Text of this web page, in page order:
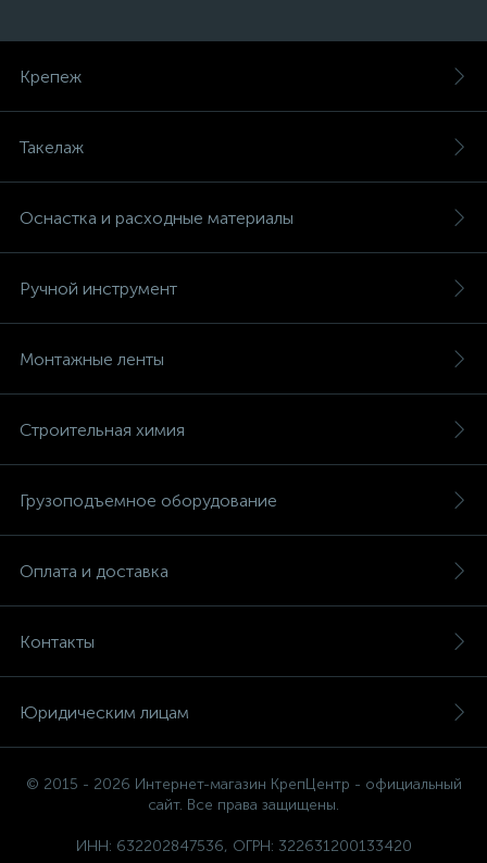
Крепеж
Такелаж
Оснастка и расходные материалы
Ручной инструмент
Монтажные ленты
Строительная химия
Грузоподъемное оборудование
Оплата и доставка
Контакты
Юридическим лицам
© 2015 - 2026 Интернет-магазин КрепЦентр - официальный
сайт. Все права защищены.
ИНН: 632202847536, ОГРН: 322631200133420